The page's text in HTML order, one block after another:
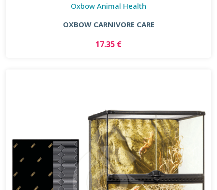
Oxbow Animal Health
OXBOW CARNIVORE CARE
17.35 €